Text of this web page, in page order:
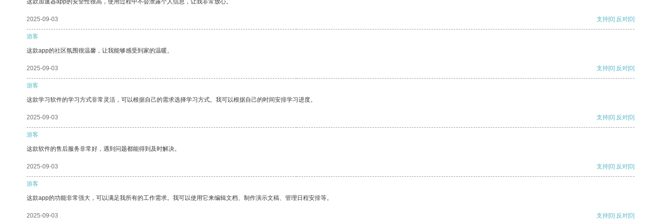
这款加速器app的安全性很高，使用过程中不会泄露个人信息，让我非常放心。
2025-09-03 支持[0] 反对[0]
游客
这款app的社区氛围很温馨，让我能够感受到家的温暖。
2025-09-03 支持[0] 反对[0]
游客
这款学习软件的学习方式非常灵活，可以根据自己的需求选择学习方式。我可以根据自己的时间安排学习进度。
2025-09-03 支持[0] 反对[0]
游客
这款软件的售后服务非常好，遇到问题都能得到及时解决。
2025-09-03 支持[0] 反对[0]
游客
这款app的功能非常强大，可以满足我所有的工作需求。我可以使用它来编辑文档、制作演示文稿、管理日程安排等。
2025-09-03 支持[0] 反对[0]